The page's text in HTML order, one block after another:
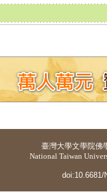
臺灣大學文學院佛
National Taiwan
doi:10.6681/